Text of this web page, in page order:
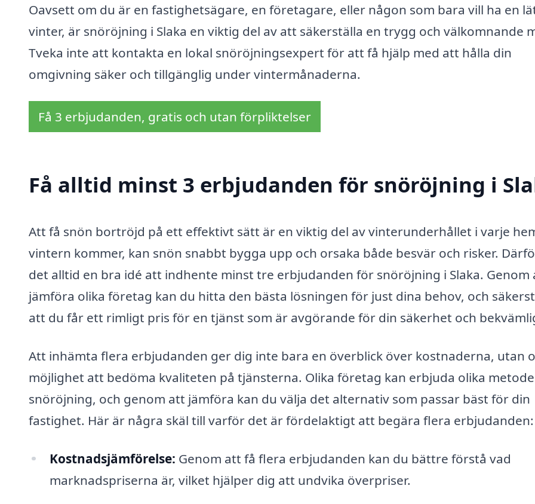
Oavsett om du är en fastighetsägare, en företagare, eller någon som bara vill ha en
vinter, är snöröjning i Slaka en viktig del av att säkerställa en trygg och välkomnande
Tveka inte att kontakta en lokal snöröjningsexpert för att få hjälp med att hålla din
omgivning säker och tillgänglig under vintermånaderna.
Få 3 erbjudanden, gratis och utan förpliktelser
Få alltid minst 3 erbjudanden för snöröjning i
Att få snön bortröjd på ett effektivt sätt är en viktig del av vinterunderhållet i varje
vintern kommer, kan snön snabbt bygga upp och orsaka både besvär och risker.
det alltid en bra idé att indhente minst tre erbjudanden för snöröjning i Slaka. Genom
jämföra olika företag kan du hitta den bästa lösningen för just dina behov, och
att du får ett rimligt pris för en tjänst som är avgörande för din säkerhet och
Att inhämta flera erbjudanden ger dig inte bara en överblick över kostnaderna, utan
möjlighet att bedöma kvaliteten på tjänsterna. Olika företag kan erbjuda olika
snöröjning, och genom att jämföra kan du välja det alternativ som passar bäst för din
fastighet. Här är några skäl till varför det är fördelaktigt att begära flera erbjudanden:
Kostnadsjämförelse: Genom att få flera erbjudanden kan du bättre förstå vad
marknadspriserna är, vilket hjälper dig att undvika överpriser.